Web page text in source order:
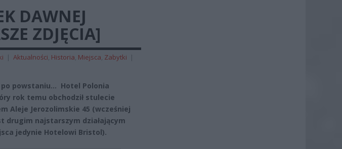
DAWNEJ
ZDJĘCIA]
| Aktualności Historia Miejsca Zabytki |
po powstaniu… Hotel Polonia
rok temu obchodził stulecie
Aleje Jerozolimskie 45 (wcześniej
drugim najstarszym działającym
jedynie Hotelowi Bristol).